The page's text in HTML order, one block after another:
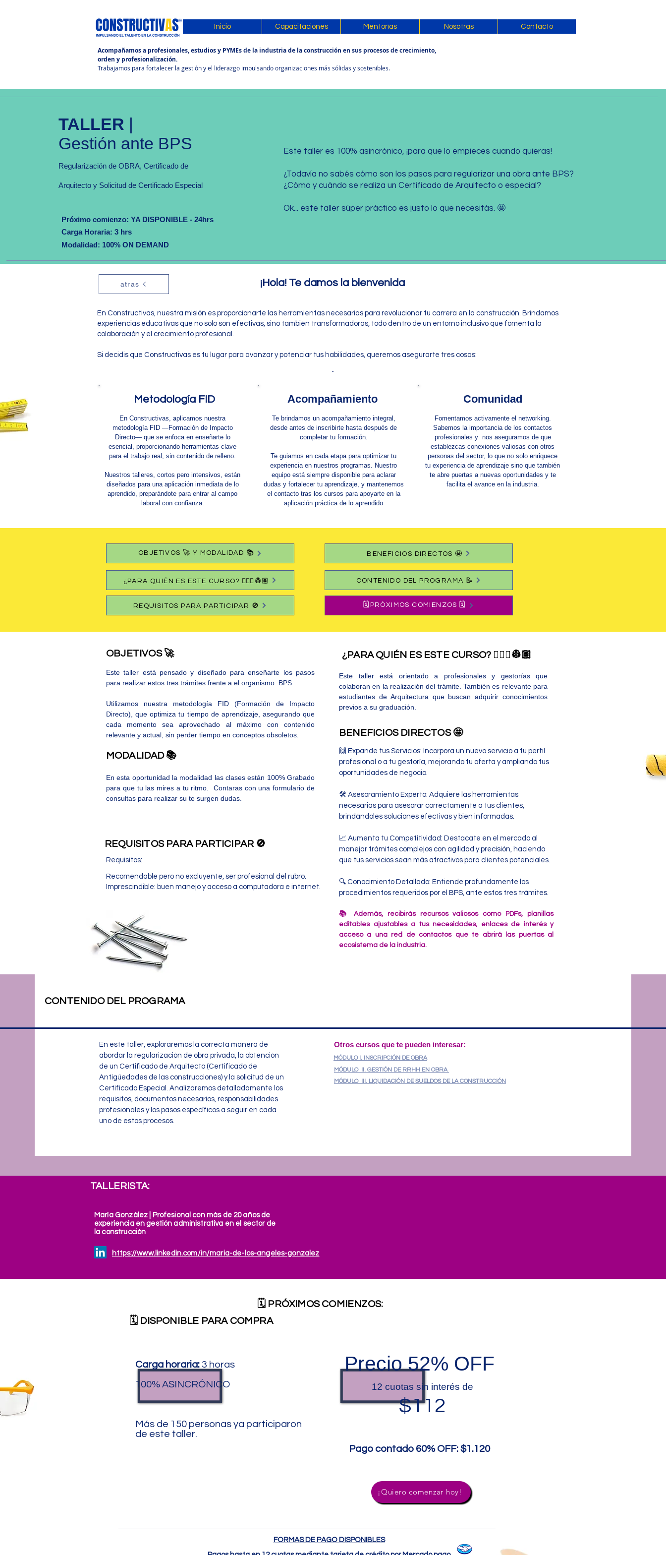
Inicio Capacitaciones Mentorías Nosotras Contacto
Acompañamos a profesionales, estudios y PYMEs de la industria de la construcción en sus procesos de crecimiento,
orden y profesionalización.
Trabajamos para fortalecer la gestión y el liderazgo impulsando organizaciones más sólidas y sostenibles.
TALLER |
Gestión ante BPS
Regularización de OBRA, Certificado de
Arquitecto y Solicitud de Certificado Especial
Próximo comienzo: YA DISPONIBLE - 24hrs
Carga Horaria: 3 hrs
Modalidad: 100% ON DEMAND
Este taller es 100% asincrónico, ¡para que lo empieces cuando quieras!
¿Todavía no sabés cómo son los pasos para regularizar una obra ante BPS?
¿Cómo y cuándo se realiza un Certificado de Arquitecto o especial?
Ok... este taller súper práctico es justo lo que necesitás. 🤩
atras ¡Hola! Te damos la bienvenida
En Constructivas, nuestra misión es proporcionarte las herramientas necesarias para revolucionar tu carrera en la construcción. Brindamos
experiencias educativas que no solo son efectivas, sino también transformadoras, todo dentro de un entorno inclusivo que fomenta la
colaboración y el crecimiento profesional.
Si decidis que Constructivas es tu lugar para avanzar y potenciar tus habilidades, queremos asegurarte tres cosas:
.
En Constructivas, aplicamos nuestra
metodología FID —Formación de Impacto
Directo— que se enfoca en enseñarte lo
esencial, proporcionando herramientas clave
para el trabajo real, sin contenido de relleno.
Nuestros talleres, cortos pero intensivos, están
diseñados para una aplicación inmediata de lo
aprendido, preparándote para entrar al campo
laboral con confianza.
Metodología FID
.
Acompañamiento
Te brindamos un acompañamiento integral,
desde antes de inscribirte hasta después de
completar tu formación.
Te guiamos en cada etapa para optimizar tu
experiencia en nuestros programas. Nuestro
equipo está siempre disponible para aclarar
dudas y fortalecer tu aprendizaje, y mantenemos
el contacto tras los cursos para apoyarte en la
aplicación práctica de lo aprendido
Comunidad
Fomentamos activamente el networking.
Sabemos la importancia de los contactos
profesionales y nos aseguramos de que
establezcas conexiones valiosas con otros
personas del sector, lo que no solo enriquece
tu experiencia de aprendizaje sino que también
te abre puertas a nuevas oportunidades y te
facilita el avance en la industria.
OBJETIVOS 🚀 Y MODALIDAD 📚
¿PARA QUIÉN ES ESTE CURSO? 👷🏻‍♀️👷🏽
REQUISITOS PARA PARTICIPAR 🚫
BENEFICIOS DIRECTOS 🤩
CONTENIDO DEL PROGRAMA 📝
🗓️PRÓXIMOS COMIENZOS 🗓
OBJETIVOS 🚀 ¿PARA QUIÉN ES ESTE CURSO? 👷🏻‍♀️👷🏽
Este taller está pensado y diseñado para enseñarte los pasos
para realizar estos tres trámites frente a el organismo BPS
Utilizamos nuestra metodología FID (Formación de Impacto
Directo), que optimiza tu tiempo de aprendizaje, asegurando que
cada momento sea aprovechado al máximo con contenido
relevante y actual, sin perder tiempo en conceptos obsoletos.
MODALIDAD 📚
En esta oportunidad la modalidad las clases están 100% Grabado
para que tu las mires a tu ritmo. Contaras con una formulario de
consultas para realizar su te surgen dudas.
REQUISITOS PARA PARTICIPAR 🚫
Requisitos:
Recomendable pero no excluyente, ser profesional del rubro.
Imprescindible: buen manejo y acceso a computadora e internet.
Este taller está orientado a profesionales y gestorías que
colaboran en la realización del trámite. También es relevante para
estudiantes de Arquitectura que buscan adquirir conocimientos
previos a su graduación.
BENEFICIOS DIRECTOS 🤩
🙌 Expande tus Servicios: Incorpora un nuevo servicio a tu perfil
profesional o a tu gestoría, mejorando tu oferta y ampliando tus
oportunidades de negocio.
🛠️ Asesoramiento Experto: Adquiere las herramientas
necesarias para asesorar correctamente a tus clientes,
brindándoles soluciones efectivas y bien informadas.
📈 Aumenta tu Competitividad: Destacate en el mercado al
manejar trámites complejos con agilidad y precisión, haciendo
que tus servicios sean más atractivos para clientes potenciales.
🔍 Conocimiento Detallado: Entiende profundamente los
procedimientos requeridos por el BPS, ante estos tres trámites.
📚 Además, recibirás recursos valiosos como PDFs, planillas
editables ajustables a tus necesidades, enlaces de interés y
acceso a una red de contactos que te abrirá las puertas al
ecosistema de la industria.
CONTENIDO DEL PROGRAMA
En este taller, exploraremos la correcta manera de
abordar la regularización de obra privada, la obtención
de un Certificado de Arquitecto (Certificado de
Antigüedades de las construcciones) y la solicitud de un
Certificado Especial. Analizaremos detalladamente los
requisitos, documentos necesarios, responsabilidades
profesionales y los pasos específicos a seguir en cada
uno de estos procesos.
Otros cursos que te pueden interesar:
MÓDULO I. INSCRIPCIÓN DE OBRA
MÓDULO II. GESTIÓN DE RRHH EN OBRA
MÓDULO III. LIQUIDACIÓN DE SUELDOS DE LA CONSTRUCCIÓN
TALLERISTA:
María González | Profesional con más de 20 años de
experiencia en gestión administrativa en el sector de
la construcción
https://www.linkedin.com/in/maria-de-los-angeles-gonzalez
🗓 PRÓXIMOS COMIENZOS:
🗓 DISPONIBLE PARA COMPRA
Carga horaria: 3 horas
100% ASINCRÓNICO
Más de 150 personas ya participaron
de este taller.
Precio 52% OFF
12 cuotas sin interés de
$112
Pago contado 60% OFF: $1.120
¡Quiero comenzar hoy!
FORMAS DE PAGO DISPONIBLES